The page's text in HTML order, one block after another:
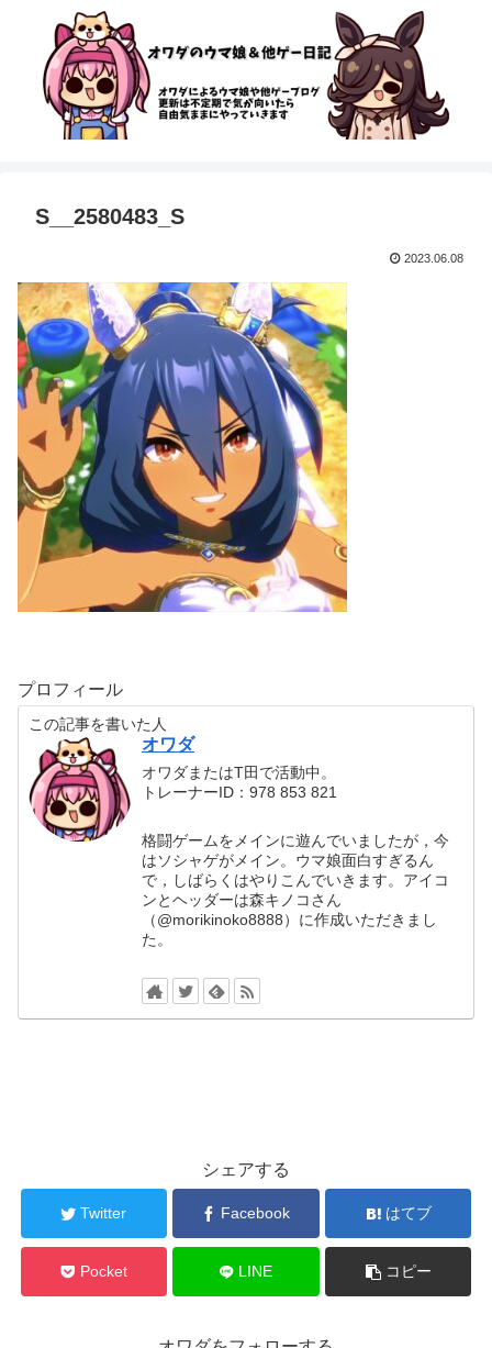
S__2580483_S
2023.06.08
プロフィール
この記事を書いた人
オワダ
オワダまたはT田で活動中。
トレーナーID：978 853 821
格闘ゲームをメインに遊んでいましたが，今
はソシャゲがメイン。ウマ娘面白すぎるん
で，しばらくはやりこんでいきます。アイコ
ンとヘッダーは森キノコさん
（@morikinoko8888）に作成いただきまし
た。
シェアする
Twitter Facebook はてブ
Pocket LINE コピー